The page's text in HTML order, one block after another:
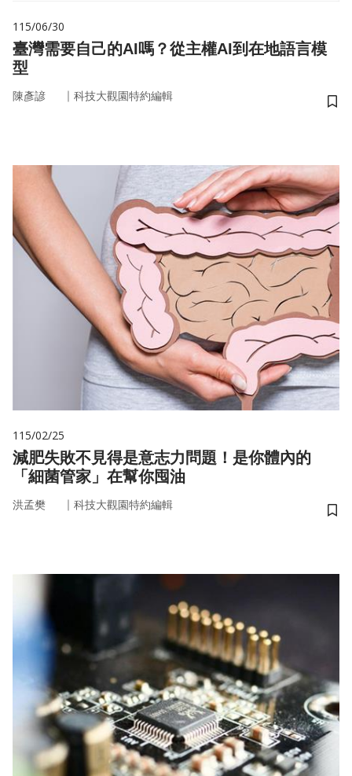
115/06/30
臺灣需要自己的AI嗎？從主權AI到在地語言模
型
陳彥諺 ｜ 科技大觀園特約編輯
儲
115/02/25
減肥失敗不見得是意志力問題！是你體內的
「細菌管家」在幫你囤油
洪孟樊 ｜ 科技大觀園特約編輯
儲